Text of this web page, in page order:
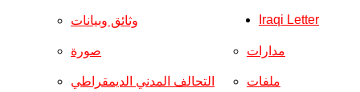
وثائق وبيانات
صورة
التحالف المدني الديمقراطي
مدارات
ملفات
Iraqi Letter